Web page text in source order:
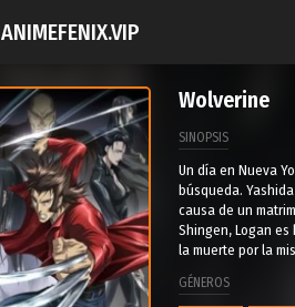
ANIMEFENIX.VIP
Wolverine
SINOPSIS
Un día en Nueva
búsqueda.
causa de un
Shingen, Logan
la muerte por la
GÉNEROS